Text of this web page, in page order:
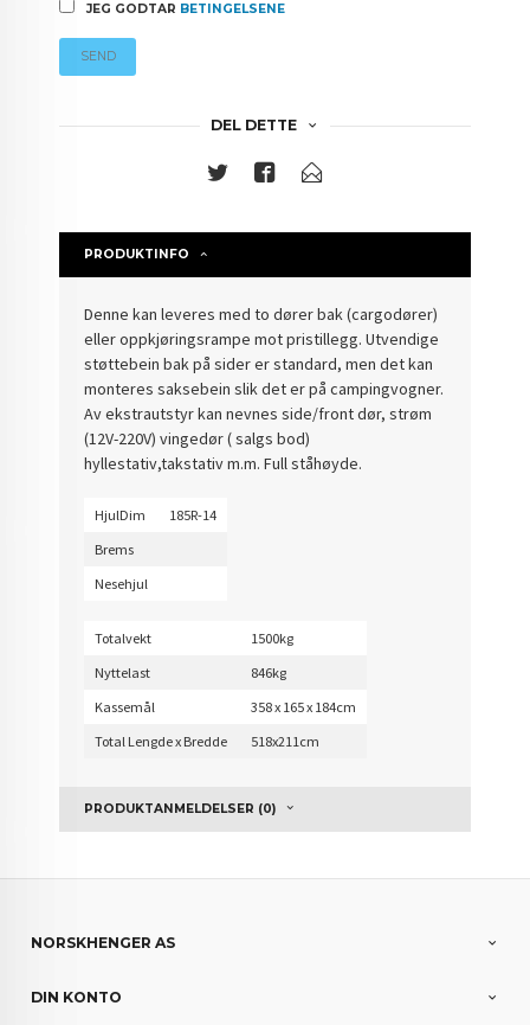
JEG GODTAR BETINGELSENE
SEND
DEL DETTE
PRODUKTINFO
Denne kan leveres med to dører bak (cargodører)
eller oppkjøringsrampe mot pristillegg. Utvendige
støttebein bak på sider er standard, men det kan
monteres saksebein slik det er på campingvogner.
Av ekstrautstyr kan nevnes side/front dør, strøm
(12V-220V) vingedør ( salgs bod)
hyllestativ,takstativ m.m. Full ståhøyde.
HjulDim
185R-14
Brems
Nesehjul
Totalvekt
1500kg
Nyttelast
846kg
Kassemål
358 x 165 x 184cm
Total Lengde x Bredde
518x211cm
PRODUKTANMELDELSER (0)
NORSKHENGER AS
DIN KONTO